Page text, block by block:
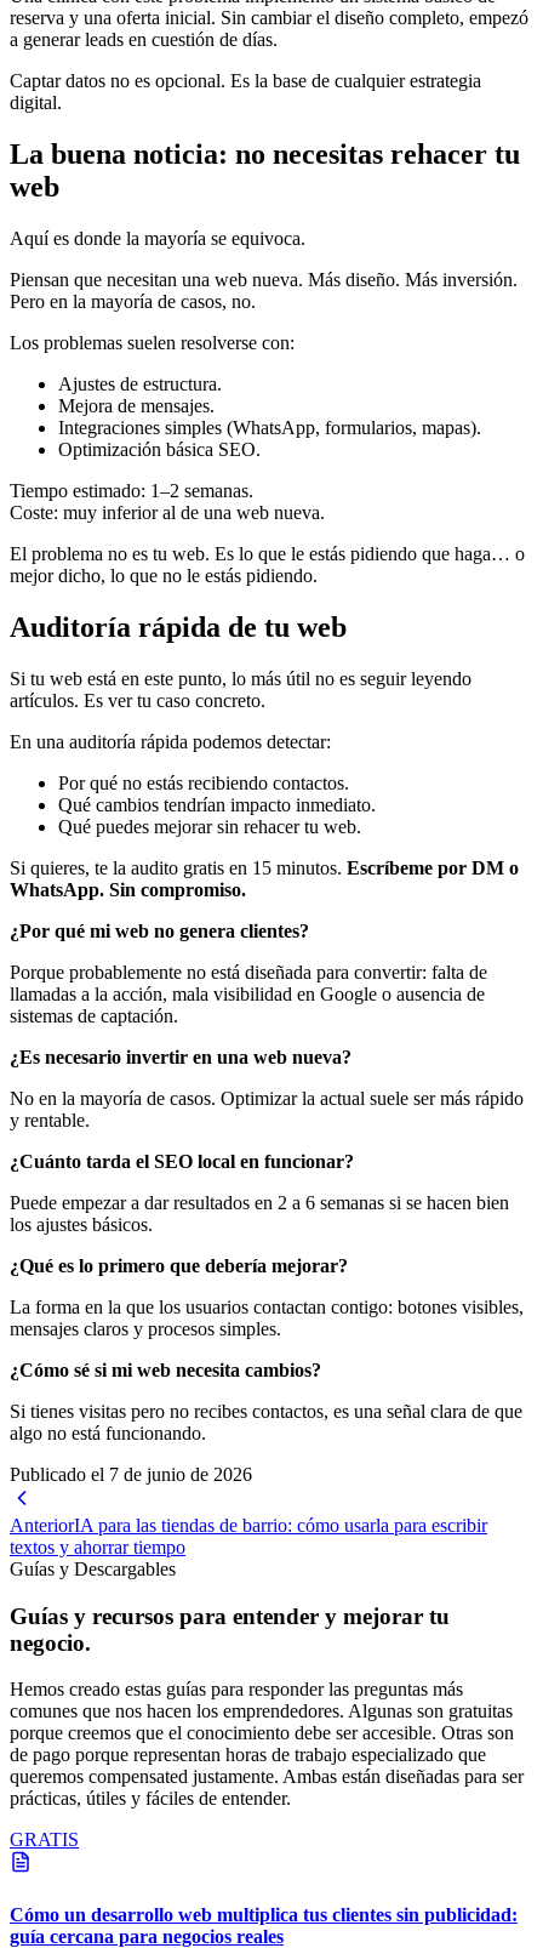
reserva y una oferta inicial. Sin cambiar el diseño completo, empezó
a generar leads en cuestión de días.
Captar datos no es opcional. Es la base de cualquier estrategia
digital.
La buena noticia: no necesitas rehacer tu
web
Aquí es donde la mayoría se equivoca.
Piensan que necesitan una web nueva. Más diseño. Más inversión.
Pero en la mayoría de casos, no.
Los problemas suelen resolverse con:
Ajustes de estructura.
Mejora de mensajes.
Integraciones simples (WhatsApp, formularios, mapas).
Optimización básica SEO.
Tiempo estimado: 1–2 semanas.
Coste: muy inferior al de una web nueva.
El problema no es tu web. Es lo que le estás pidiendo que haga… o
mejor dicho, lo que no le estás pidiendo.
Auditoría rápida de tu web
Si tu web está en este punto, lo más útil no es seguir leyendo
artículos. Es ver tu caso concreto.
En una auditoría rápida podemos detectar:
Por qué no estás recibiendo contactos.
Qué cambios tendrían impacto inmediato.
Qué puedes mejorar sin rehacer tu web.
Si quieres, te la audito gratis en 15 minutos. Escríbeme por DM o
WhatsApp. Sin compromiso.
¿Por qué mi web no genera clientes?
Porque probablemente no está diseñada para convertir: falta de
llamadas a la acción, mala visibilidad en Google o ausencia de
sistemas de captación.
¿Es necesario invertir en una web nueva?
No en la mayoría de casos. Optimizar la actual suele ser más rápido
y rentable.
¿Cuánto tarda el SEO local en funcionar?
Puede empezar a dar resultados en 2 a 6 semanas si se hacen bien
los ajustes básicos.
¿Qué es lo primero que debería mejorar?
La forma en la que los usuarios contactan contigo: botones visibles,
mensajes claros y procesos simples.
¿Cómo sé si mi web necesita cambios?
Si tienes visitas pero no recibes contactos, es una señal clara de que
algo no está funcionando.
Publicado el 7 de junio de 2026
AnteriorIA para las tiendas de barrio: cómo usarla para escribir
textos y ahorrar tiempo
Guías y Descargables
Guías y recursos para entender y mejorar tu
negocio.
Hemos creado estas guías para responder las preguntas más
comunes que nos hacen los emprendedores. Algunas son gratuitas
porque creemos que el conocimiento debe ser accesible. Otras son
de pago porque representan horas de trabajo especializado que
queremos compensated justamente. Ambas están diseñadas para ser
prácticas, útiles y fáciles de entender.
GRATIS
Cómo un desarrollo web multiplica tus clientes sin publicidad:
guía cercana para negocios reales